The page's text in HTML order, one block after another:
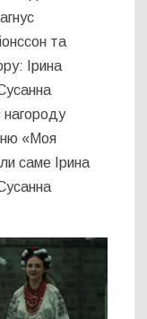
та
Ірина
нагороду
«Моя
саме Ірина